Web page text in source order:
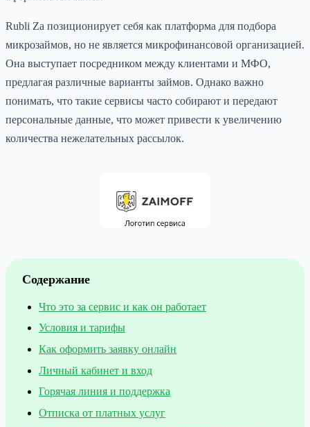
Rubli Za позиционирует себя как платформа для подбора
микрозаймов, но не является микрофинансовой организацией.
Она выступает посредником между клиентами и МФО,
предлагая различные варианты займов. Однако важно
понимать, что такие сервисы часто собирают и передают
персональные данные, что может привести к увеличению
количества нежелательных рассылок.
Содержание
Что это за сервис и как он работает
Условия и тарифы
Как оформить заявку онлайн
Личный кабинет и вход
Горячая линия и поддержка
Отписка от платных услуг